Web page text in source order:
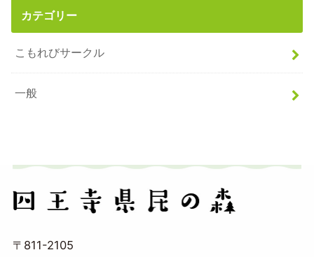
カテゴリー
こもれびサークル
一般
〒811-2105